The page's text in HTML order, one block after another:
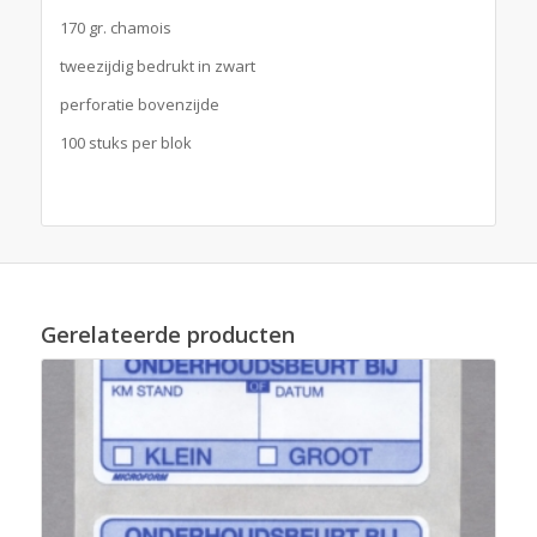
170 gr. chamois
tweezijdig bedrukt in zwart
perforatie bovenzijde
100 stuks per blok
Gerelateerde producten